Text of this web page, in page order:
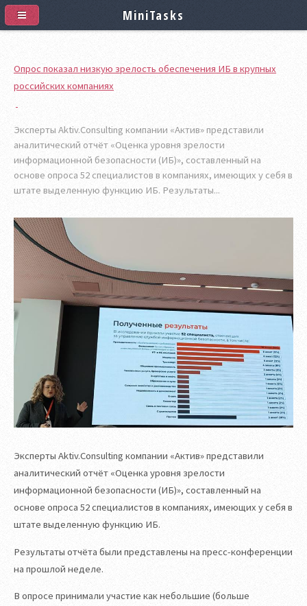
Опрос показал низкую зрелость обеспечения ИБ в крупных
российских компаниях
Эксперты Aktiv.Consulting компании «Актив» представили
аналитический отчёт «Оценка уровня зрелости
информационной безопасности (ИБ)», составленный на
основе опроса 52 специалистов в компаниях, имеющих у себя в
штате выделенную функцию ИБ. Результаты...
Эксперты Aktiv.Consulting компании «Актив» представили
аналитический отчёт «Оценка уровня зрелости
информационной безопасности (ИБ)», составленный на
основе опроса 52 специалистов в компаниях, имеющих у себя в
штате выделенную функцию ИБ.
Результаты отчёта были представлены на пресс-конференции
на прошлой неделе.
В опросе принимали участие как небольшие (больше
MiniTasks